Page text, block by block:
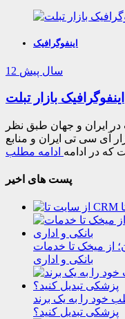
اینفوگرافیک
12 سال پیش
اینفوگرافیک بازار تبلت
در ایران و جهان طبق نظر
آی سی تی ایران و منابع
که در ادامه ادامه مطلب
پست های اخیر
از میخک تا خدمات
بانکی و اداری
خود را به یک برند
پزشکی تبدیل کنید؟